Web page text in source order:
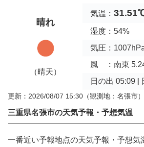
晴れ
（晴天）
気温：
湿度：54%
気圧：
風 ：南東
日の出 05:09 |
更新：2026/08/07 15:30 （観測地：名張市）
三重県名張市の天気予報・予想気温
一番近い予報地点の天気予報・予想気